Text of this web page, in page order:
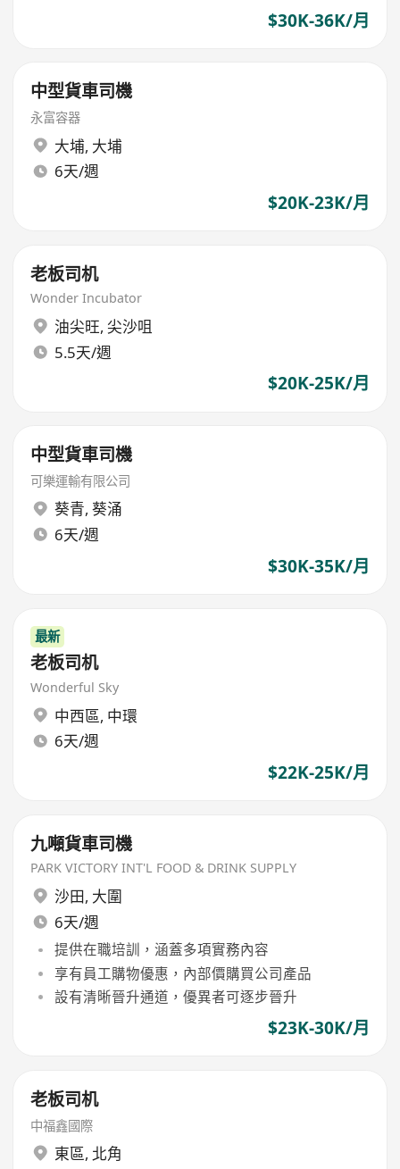
$30K-36K/月
中型貨車司機
永富容器
大埔, 大埔
6天/週
$20K-23K/月
老板司机
Wonder Incubator
油尖旺, 尖沙咀
5.5天/週
$20K-25K/月
中型貨車司機
可樂運輸有限公司
葵青, 葵涌
6天/週
$30K-35K/月
最新
老板司机
Wonderful Sky
中西區, 中環
6天/週
$22K-25K/月
九噸貨車司機
PARK VICTORY INT'L FOOD & DRINK SUPPLY
沙田, 大圍
6天/週
提供在職培訓，涵蓋多項實務內容
享有員工購物優惠，內部價購買公司產品
設有清晰晉升通道，優異者可逐步晉升
$23K-30K/月
老板司机
中福鑫國際
東區, 北角